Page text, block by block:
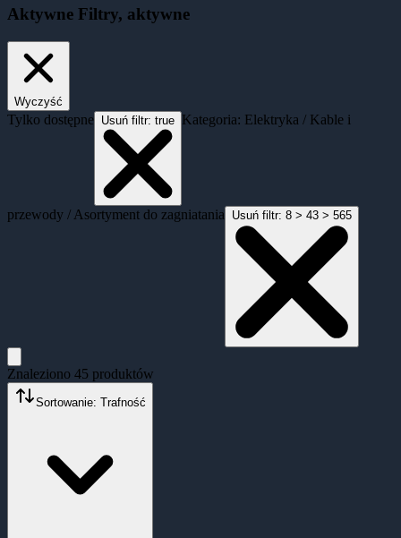
Aktywne Filtry, aktywne
Wyczyść
Tylko dostępne Usuń filtr: true Kategoria: Elektryka / Kable i
przewody / Asortyment do zagniatania Usuń filtr: 8 > 43 > 565
Znaleziono 45 produktów
Sortowanie: Trafność